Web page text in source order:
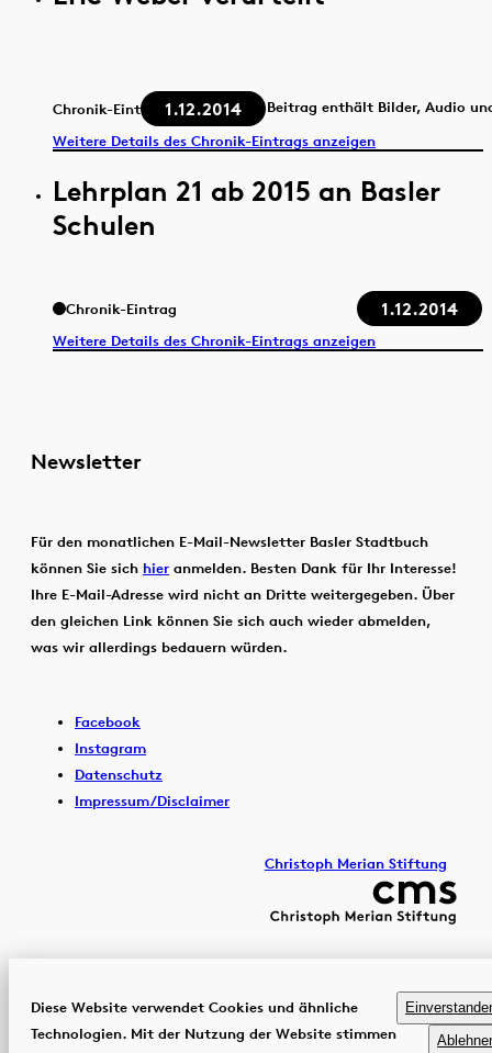
Chronik-Eintrag 1.12.2014
Beitrag enthält Bilder, Audio
Weitere Details des Chronik-Eintrags anzeigen
Lehrplan 21 ab 2015 an Basler
Schulen
Chronik-Eintrag 1.12.2014
Weitere Details des Chronik-Eintrags anzeigen
Newsletter
Für den monatlichen E-Mail-Newsletter Basler Stadtbuch
können Sie sich hier anmelden. Besten Dank für Ihr Interesse!
Ihre E-Mail-Adresse wird nicht an Dritte weitergegeben. Über
den gleichen Link können Sie sich auch wieder abmelden,
was wir allerdings bedauern würden.
Facebook
Instagram
Datenschutz
Impressum/Disclaimer
Christoph Merian Stiftung
Diese Website verwendet Cookies und ähnliche
Technologien. Mit der Nutzung der Website stimmen